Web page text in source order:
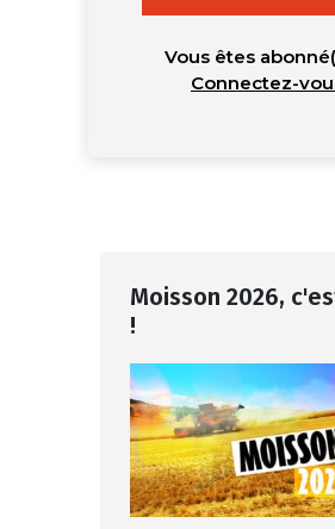
Vous êtes
Connectez-
Moisson 2026,
!